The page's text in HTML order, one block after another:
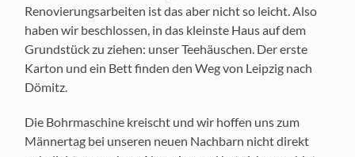
Renovierungsarbeiten ist das aber nicht so leicht. Also
haben wir beschlossen, in das kleinste Haus auf dem
Grundstück zu ziehen: unser Teehäuschen. Der erste
Karton und ein Bett finden den Weg von Leipzig nach
Dömitz.
Die Bohrmaschine kreischt und wir hoffen uns zum
Männertag bei unseren neuen Nachbarn nicht direkt